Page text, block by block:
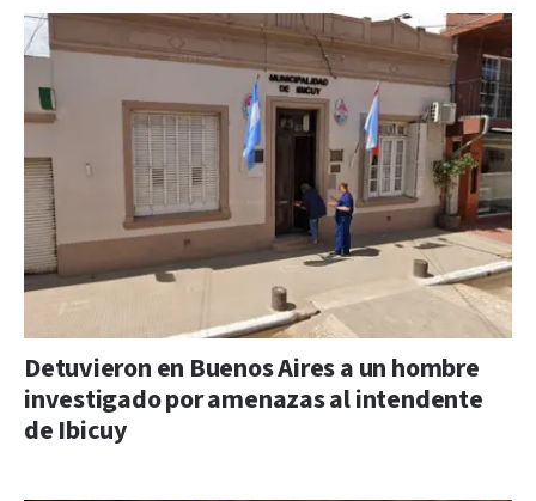
Detuvieron en Buenos Aires a un hombre
investigado por amenazas al intendente
de Ibicuy